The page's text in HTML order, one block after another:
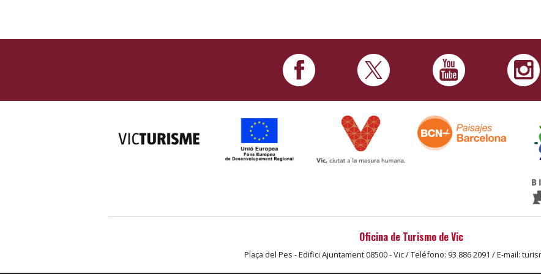
Oficina de Turismo de Vic
Plaça del Pes - Edifici Ajuntament 08500 - Vic / Teléfono: 93 886 2091 / E-mail: